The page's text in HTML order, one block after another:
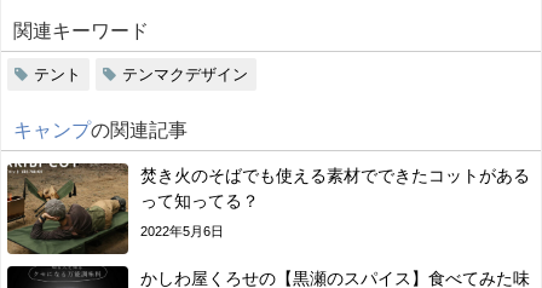
関連キーワード
テント テンマクデザイン
キャンプの関連記事
焚き火のそばでも使える素材でできたコットがある
って知ってる？
2022年5月6日
かしわ屋くろせの【黒瀬のスパイス】食べてみた味